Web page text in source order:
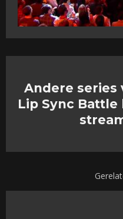
Andere
Lip Sync